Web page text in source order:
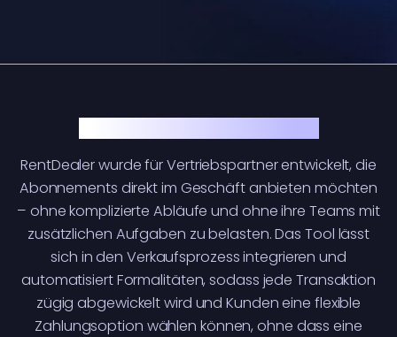
RentDealer wurde für Vertriebspartner entwickelt, die
Abonnements direkt im Geschäft anbieten möchten
– ohne komplizierte Abläufe und ohne ihre Teams mit
zusätzlichen Aufgaben zu belasten. Das Tool lässt
sich in den Verkaufsprozess integrieren und
automatisiert Formalitäten, sodass jede Transaktion
zügig abgewickelt wird und Kunden eine flexible
Zahlungsoption wählen können, ohne dass eine